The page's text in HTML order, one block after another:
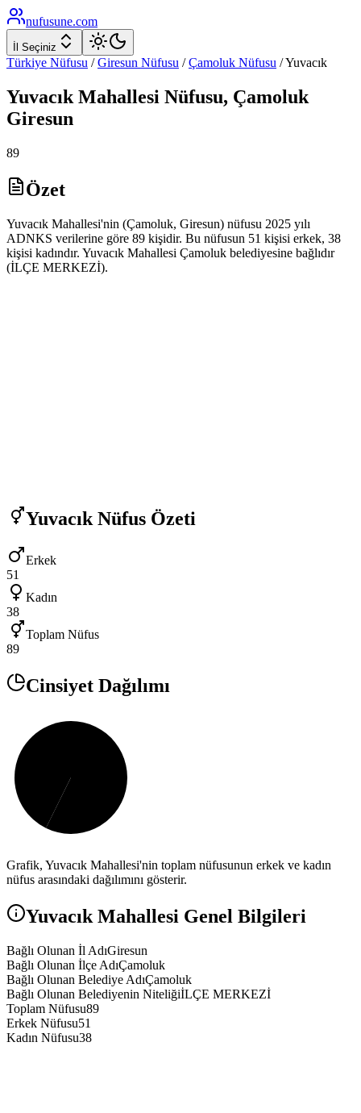
nufusune.com
İl Seçiniz
Türkiye Nüfusu / Giresun Nüfusu / Çamoluk Nüfusu /Yuvacık
Yuvacık Mahallesi Nüfusu, Çamoluk
Giresun
89
Özet
Yuvacık Mahallesi'nin (Çamoluk, Giresun) nüfusu 2025 yılı
ADNKS verilerine göre 89 kişidir. Bu nüfusun 51 kişisi erkek, 38
kişisi kadındır. Yuvacık Mahallesi Çamoluk belediyesine bağlıdır
(İLÇE MERKEZİ).
Yuvacık Nüfus Özeti
Erkek
51
Kadın
38
Toplam Nüfus
89
Cinsiyet Dağılımı
Grafik, Yuvacık Mahallesi'nin toplam nüfusunun erkek ve kadın
nüfus arasındaki dağılımını gösterir.
Yuvacık Mahallesi Genel Bilgileri
Bağlı Olunan İl AdıGiresun
Bağlı Olunan İlçe AdıÇamoluk
Bağlı Olunan Belediye AdıÇamoluk
Bağlı Olunan Belediyenin NiteliğiİLÇE MERKEZİ
Toplam Nüfusu89
Erkek Nüfusu51
Kadın Nüfusu38